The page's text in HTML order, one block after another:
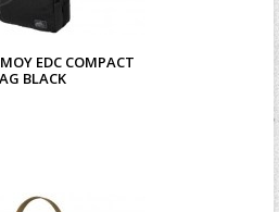
EDC COMPACT
BLACK